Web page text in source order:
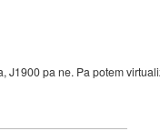
pa ne. Pa potem